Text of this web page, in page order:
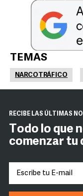
TEMAS
NARCOTRÁFICO
RECIBE LAS ÚLTIMAS
Todo lo que
comenzar tu